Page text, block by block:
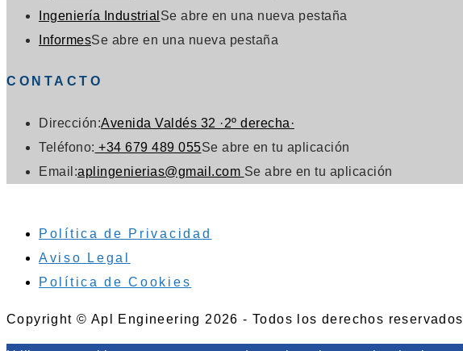
Ingeniería Industrial Se abre en una nueva pestaña
InformesSe abre en una nueva pestaña
CONTACTO
Dirección:Avenida Valdés 32 ·2º derecha·
Teléfono: +34 679 489 055Se abre en tu aplicación
Email:aplingenierias@gmail.com Se abre en tu aplicación
Política de Privacidad
Aviso Legal
Política de Cookies
Copyright © Apl Engineering 2026 - Todos los derechos reservados